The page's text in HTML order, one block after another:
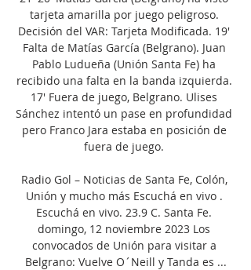
tarjeta amarilla por juego peligroso.
Decisión del VAR: Tarjeta Modificada. 19'
Falta de Matías García (Belgrano). Juan
Pablo Ludueña (Unión Santa Fe) ha
recibido una falta en la banda izquierda.
17' Fuera de juego, Belgrano. Ulises
Sánchez intentó un pase en profundidad
pero Franco Jara estaba en posición de
fuera de juego.
Radio Gol – Noticias de Santa Fe, Colón,
Unión y mucho más Escuchá en vivo .
Escuchá en vivo. 23.9 C. Santa Fe.
domingo, 12 noviembre 2023 Los
convocados de Unión para visitar a
Belgrano: Vuelve O´Neill y Tanda es ...